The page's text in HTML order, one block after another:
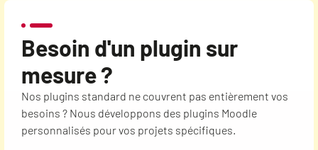
Besoin d'un plugin sur
mesure ?
Nos plugins standard ne couvrent pas entièrement vos
besoins ? Nous développons des plugins Moodle
personnalisés pour vos projets spécifiques.